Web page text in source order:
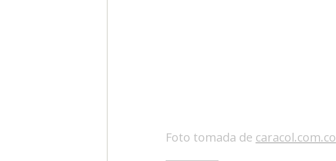
Foto tomada de caracol.com.co